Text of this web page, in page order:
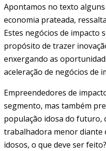
Apontamos no texto
economia prateada,
Estes negócios de impacto
propósito de trazer
enxergando as
aceleração de negócios de
Empreendedores de
segmento, mas também
população idosa do futuro,
trabalhadora menor diante
idosos, o que deve ser feito?